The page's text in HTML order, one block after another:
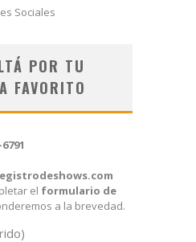
POR TU
FAVORITO
el formulario de
a la brevedad.